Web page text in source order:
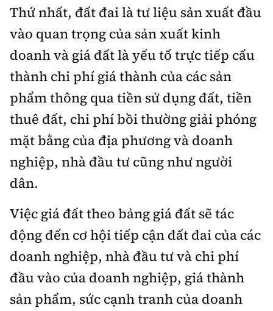
Thứ nhất, đất đai là tư liệu sản xuất đầu
vào quan trọng của sản xuất kinh
doanh và giá đất là yếu tố trực tiếp cấu
thành chi phí giá thành của các sản
phẩm thông qua tiền sử dụng đất, tiền
thuê đất, chi phí bồi thường giải phóng
mặt bằng của địa phương và doanh
nghiệp, nhà đầu tư cũng như người
dân.
Việc giá đất theo bảng giá đất sẽ tác
động đến cơ hội tiếp cận đất đai của các
doanh nghiệp, nhà đầu tư và chi phí
đầu vào của doanh nghiệp, giá thành
sản phẩm, sức cạnh tranh của doanh